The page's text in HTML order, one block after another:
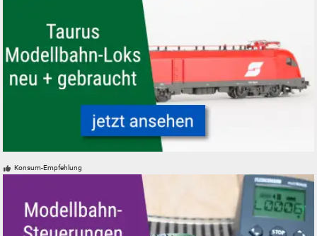
Konsum-Empfehlung